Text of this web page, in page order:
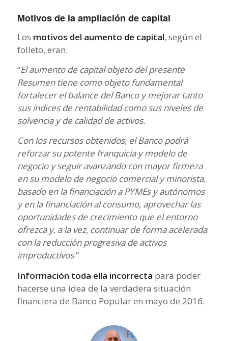
Motivos de la ampliación de capital
Los motivos del aumento de capital, según el
folleto, eran:
“El aumento de capital objeto del presente
Resumen tiene como objeto fundamental
fortalecer el balance del Banco y mejorar tanto
sus índices de rentabilidad como sus niveles de
solvencia y de calidad de activos.
Con los recursos obtenidos, el Banco podrá
reforzar su potente franquicia y modelo de
negocio y seguir avanzando con mayor firmeza
en su modelo de negocio comercial y minorista,
basado en la financiación a PYMEs y autónomos
y en la financiación al consumo, aprovechar las
oportunidades de crecimiento que el entorno
ofrezca y, a la vez, continuar de forma acelerada
con la reducción progresiva de activos
improductivos.”
Información toda ella incorrecta para poder
hacerse una idea de la verdadera situación
financiera de Banco Popular en mayo de 2016.